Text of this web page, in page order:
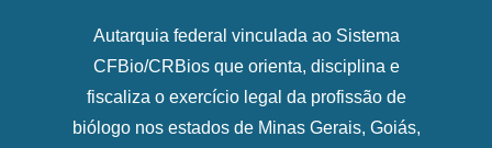
Autarquia federal vinculada ao Sistema
CFBio/CRBios que orienta, disciplina e
fiscaliza o exercício legal da profissão de
biólogo nos estados de Minas Gerais, Goiás,